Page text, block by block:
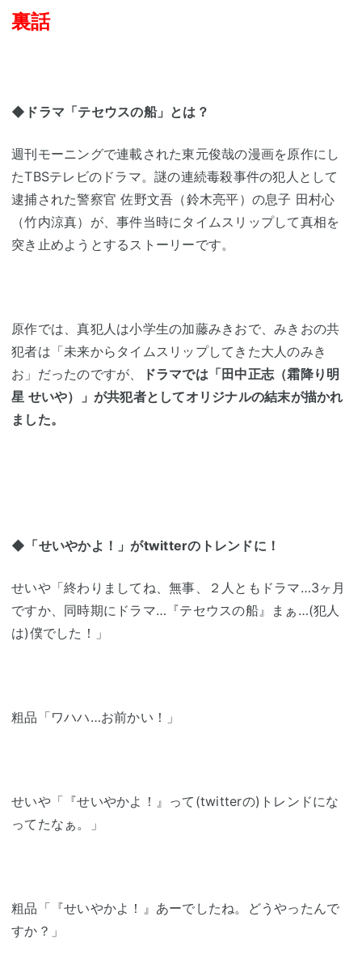
裏話
◆ドラマ「テセウスの船」とは？
週刊モーニングで連載された東元俊哉の漫画を原作にし
たTBSテレビのドラマ。謎の連続毒殺事件の犯人として
逮捕された警察官 佐野文吾（鈴木亮平）の息子 田村心
（竹内涼真）が、事件当時にタイムスリップして真相を
突き止めようとするストーリーです。
原作では、真犯人は小学生の加藤みきおで、みきおの共
犯者は「未来からタイムスリップしてきた大人のみき
お」だったのですが、
ドラマでは「田中正志（霜降り明
星 せいや）」が共犯者としてオリジナルの結末が描かれ
ました。
◆「せいやかよ！」がtwitterのトレンドに！
せいや「終わりましてね、無事、２人ともドラマ…3ヶ月
ですか、同時期にドラマ…『テセウスの船』まぁ…(犯人
は)僕でした！」
粗品「ワハハ…お前かい！」
せいや「『せいやかよ！』って(twitterの)トレンドにな
ってたなぁ。」
粗品「『せいやかよ！』あーでしたね。どうやったんで
すか？」